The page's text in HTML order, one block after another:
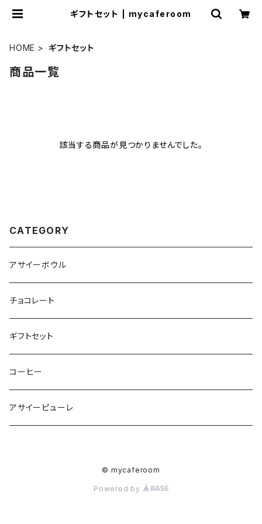
ギフトセット | mycaferoom
HOME ギフトセット
商品一覧
該当する商品が見つかりませんでした。
CATEGORY
アサイーボウル
チョコレート
ギフトセット
コーヒー
アサイーピューレ
© mycaferoom
Powered by